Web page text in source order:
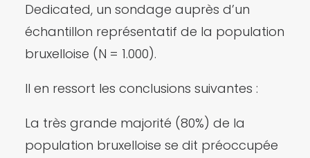
Dedicated, un sondage auprès d’un
échantillon représentatif de la population
bruxelloise (N = 1.000).
Il en ressort les conclusions suivantes :
La très grande majorité (80%) de la
population bruxelloise se dit préoccupée